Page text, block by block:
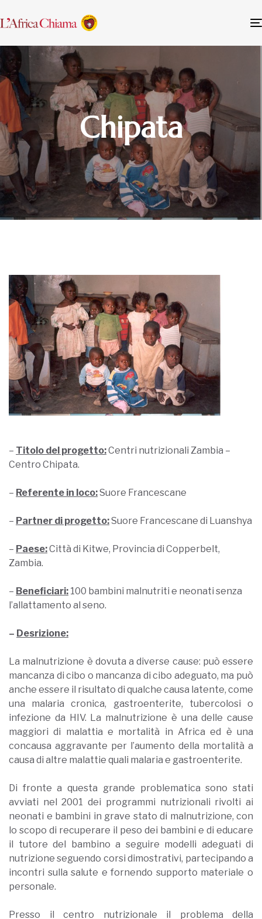
Chipata
– Titolo del progetto:Centri nutrizionali Zambia –
Centro Chipata.
– Referente in loco:Suore Francescane
– Partner di progetto:Suore Francescane di Luanshya
– Paese:Città di Kitwe, Provincia di Copperbelt,
Zambia.
– Beneficiari: 100 bambini malnutriti e neonati senza
l’allattamento al seno.
– Desrizione:
La malnutrizione è dovuta a diverse cause: può essere
mancanza di cibo o mancanza di cibo adeguato, ma può
anche essere il risultato di qualche causa latente, come
una malaria cronica, gastroenterite, tubercolosi o
infezione da HIV. La malnutrizione è una delle cause
maggiori di malattia e mortalità in Africa ed è una
concausa aggravante per l’aumento della mortalità a
causa di altre malattie quali malaria e gastroenterite.
Di fronte a questa grande problematica sono stati
avviati nel 2001 dei programmi nutrizionali rivolti ai
neonati e bambini in grave stato di malnutrizione, con
lo scopo di recuperare il peso dei bambini e di educare
il tutore del bambino a seguire modelli adeguati di
nutrizione seguendo corsi dimostrativi, partecipando a
incontri sulla salute e fornendo supporto materiale o
personale.
Presso il centro nutrizionale il problema della